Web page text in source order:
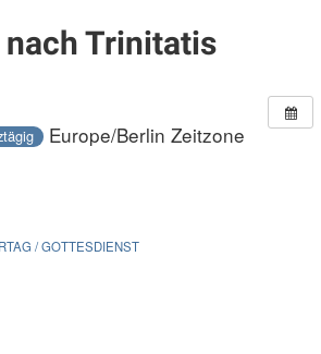
nach Trinitatis
Europe/Berlin Zeitzone
/ GOTTESDIENST